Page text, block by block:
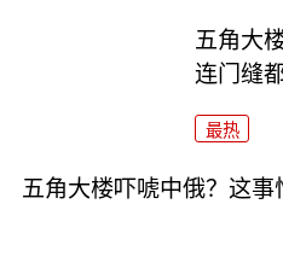
五角大
连门缝
最热
五角大楼吓唬中俄？这